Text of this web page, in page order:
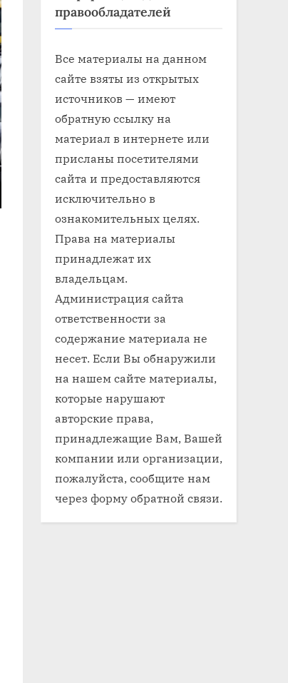
правообладателей
Все материалы на данном
сайте взяты из открытых
источников — имеют
обратную ссылку на
материал в интернете или
присланы посетителями
сайта и предоставляются
исключительно в
ознакомительных целях.
Права на материалы
принадлежат их
владельцам.
Администрация сайта
ответственности за
содержание материала не
несет. Если Вы обнаружили
на нашем сайте материалы,
которые нарушают
авторские права,
принадлежащие Вам, Вашей
компании или организации,
пожалуйста, сообщите нам
через форму обратной связи.